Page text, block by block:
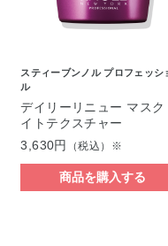
スティーブンノル プロフェッシ
ル
デイリーリニュー マスク
イトテクスチャー
3,630円
（税込）※
商品を購入する